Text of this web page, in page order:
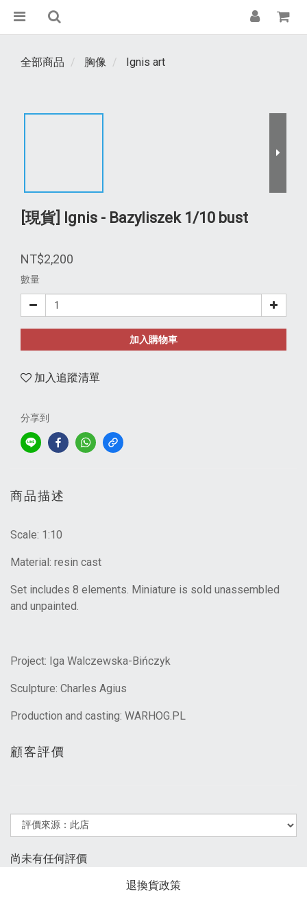
全部商品 胸像 Ignis art
[現貨] Ignis - Bazyliszek 1/10 bust
NT$2,200
數量
加入購物車
加入追蹤清單
分享到
商品描述
Scale: 1:10
Material: resin cast
Set includes 8 elements. Miniature is sold unassembled
and unpainted.
Project: Iga Walczewska-Bińczyk
Sculpture: Charles Agius
Production and casting: WARHOG.PL
顧客評價
尚未有任何評價
退換貨政策